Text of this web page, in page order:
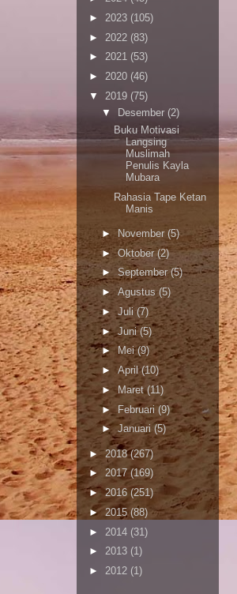
► 2023 (105)
► 2022 (83)
► 2021 (53)
► 2020 (46)
▼ 2019 (75)
▼
Desember (2)
Buku Motivasi
Langsing
Muslimah
Penulis Kayla
Mubara
Rahasia Tape Ketan
Manis
► November (5)
►Oktober(2)
►September(5)
►Agustus(5)
►Juli (7)
►Juni(5)
► Mei(9)
►April(10)
► Maret(11)
► Februari(9)
►Januari (5)
►2018(267)
► 2017 (169)
►2016 (251)
► 2015(88)
► 2014 (31)
► 2013 (1)
► 2012 (1)